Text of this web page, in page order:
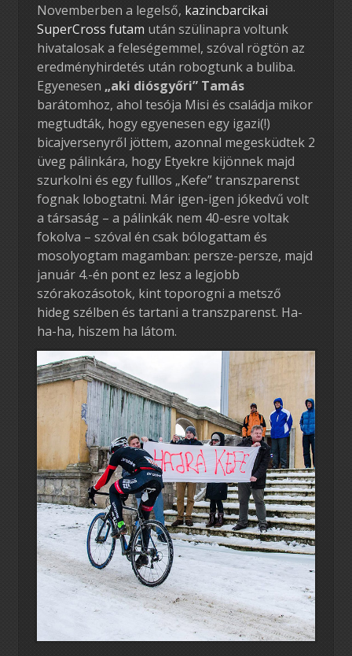
Novemberben a legelső, kazincbarcikai
SuperCross futam után szülinapra voltunk
hivatalosak a feleségemmel, szóval rögtön az
eredményhirdetés után robogtunk a buliba.
Egyenesen „aki diósgyőri” Tamás
barátomhoz, ahol tesója Misi és családja mikor
megtudták, hogy egyenesen egy igazi(!)
bicajversenyről jöttem, azonnal megesküdtek 2
üveg pálinkára, hogy Etyekre kijönnek majd
szurkolni és egy fulllos „Kefe” transzparenst
fognak lobogtatni. Már igen-igen jókedvű volt
a társaság – a pálinkák nem 40-esre voltak
fokolva – szóval én csak bólogattam és
mosolyogtam magamban: persze-persze, majd
január 4.-én pont ez lesz a legjobb
szórakozásotok, kint toporogni a metsző
hideg szélben és tartani a transzparenst. Ha-
ha-ha, hiszem ha látom.